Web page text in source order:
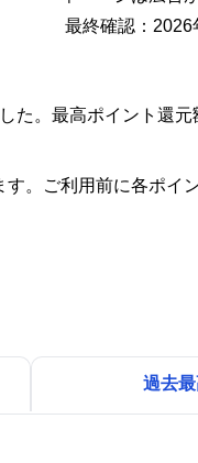
最終確認：2026
た。最高ポイント還元
。ご利用前に各ポイ
過去